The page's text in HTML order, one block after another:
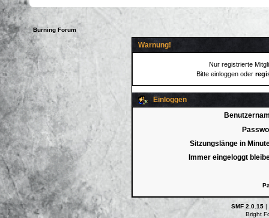
Burning Forum
Warnung!
Nur registrierte
Bitte einloggen oder
Einloggen
Sitzungslänge in
Immer eingeloggt
SMF 2.0.15 |
Bright